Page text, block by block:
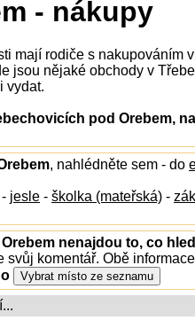
- nákupy
mají rodiče s nakupováním
jsou nějaké obchody v
vydat.
pod Orebem,
, nahlédněte sem - do
- jesle - školka (mateřská) -
nenajdou to, co
komentář. Obě